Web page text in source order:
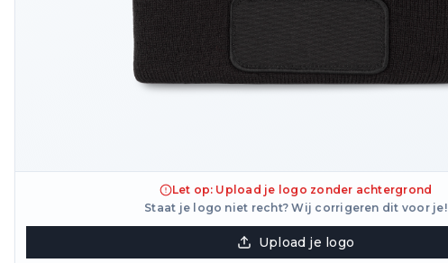
Let op: Upload je logo zonder achtergrond
Staat je logo niet recht? Wij corrigeren dit voor je!
Upload je logo